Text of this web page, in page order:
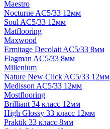
Maestro
Nocturne AC5/33 12мм
Soul AC5/33 12мм
Matflooring
Maxwood
Ermitage Decolait AC5/33 8мм
Flagman AC5/33 8мм
Millenium
Nature New Click AC5/33 12мм
Medisson AC5/33 12мм
Mostflooring
Brilliant 34 класс 12мм
High Glossy 33 класс 12мм
Praktik 33 класс 8мм